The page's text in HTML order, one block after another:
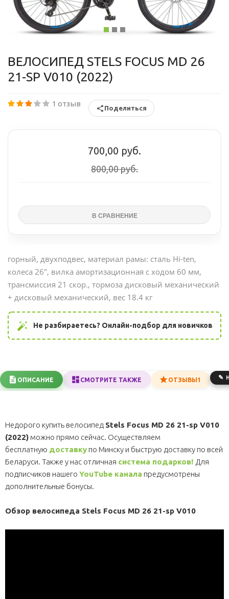
ВЕЛОСИПЕД STELS FOCUS MD 26
21-SP V010 (2022)
1 отзыв Поделиться
700,00 руб.
800,00 руб.
горный, двухподвес, материал рамы: сталь Hi-ten,
колеса 26", вилка амортизационная с ходом 60 мм,
трансмиссия 21 скор., тормоза дисковый механический
+ дисковый механический, вес 18.4 кг
auto_fix_high Не разбираетесь? Онлайн-подбор для новичков
ОПИСАНИЕ СМОТРИТЕ ТАКЖЕ ОТЗЫВЫ1
Недорого купить велосипед Stels Focus MD 26 21-sp V010
(2022) можно прямо сейчас. Осуществляем
бесплатную доставку по Минску и быструю доставку по всей
Беларуси. Также у нас отличная система подарков! Для
подписчиков нашего YouTube канала предусмотрены
дополнительные бонусы.
Обзор велосипеда Stels Focus MD 26 21-sp V010